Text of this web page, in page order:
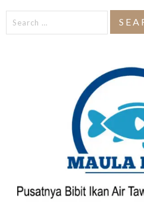
Search
for: